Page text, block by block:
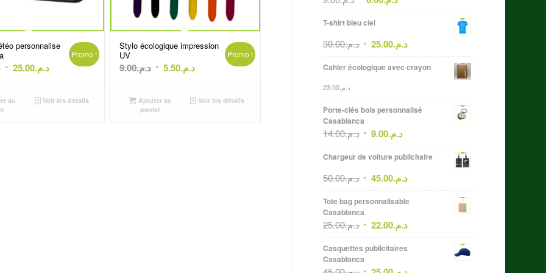
personnalise
Le
initial
était :
د.م.25.00
Le
actuel
Promo !
au
Voir les détails
Stylo écologique impression
UV
د.م.9.00
Le
initial
était :
د.م.5.50
Le
actuel
Promo !
Ajouter au
panier
Voir les détails
T-shirt bleu ciel
د.م.30.00 د.م.25.00
Cahier écologique avec crayon
د.م. 23.00
Porte-clés bois personnalisé
Casablanca
د.م.14.00 د.م.9.00
Chargeur de voiture publicitaire
د.م.50.00 د.م.45.00
Tote bag personnalisable
Casablanca
د.م.25.00 د.م.22.00
Casquettes publicitaires
Casablanca